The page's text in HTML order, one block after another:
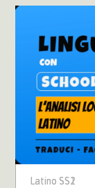
Latino SS1
Latino SS2